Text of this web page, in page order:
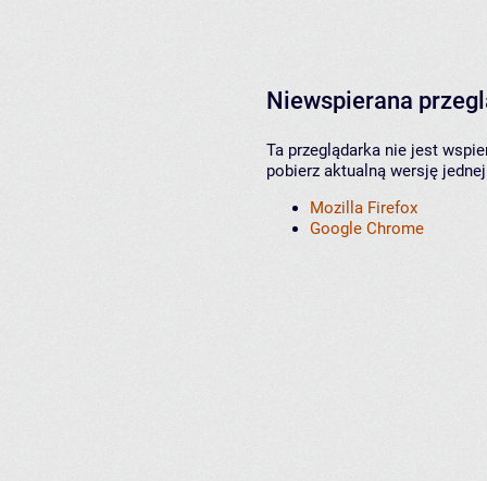
Niewspierana
Ta przeglądarka nie jest
pobierz aktualną wersję
Mozilla Firefox
Google Chrome